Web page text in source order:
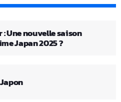
Une nouvelle saison
Japan 2025 ?